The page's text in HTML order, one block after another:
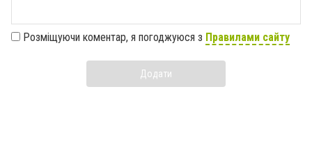
Розміщуючи коментар, я погоджуюся з Правилами сайту
Додати